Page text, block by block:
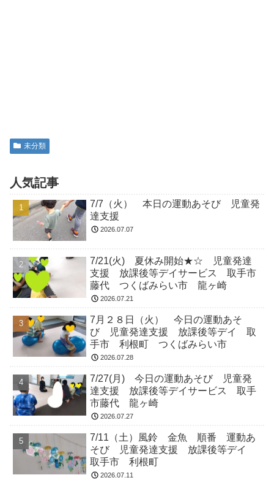
未分類
人気記事
7/7（火） 本日の運動あそび 児童発
達支援
2026.07.07
7/21(火) 夏休み開始★☆ 児童発達
支援 放課後等デイサービス 取手市
藤代 つくばみらい市 龍ヶ崎
2026.07.21
7月２８日（火） 今日の運動あそ
び 児童発達支援 放課後等デイ 取
手市 利根町 つくばみらい市
2026.07.28
7/27(月) 今日の運動あそび 児童発
達支援 放課後等デイサービス 取手
市藤代 龍ヶ崎
2026.07.27
7/11（土）風鈴 金魚 順番 運動あ
そび 児童発達支援 放課後等デイ
取手市 利根町
2026.07.11